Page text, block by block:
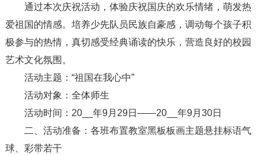
通过本次庆祝活动，体验庆祝国庆的欢乐情绪，萌发热
爱祖国的情感。培养少先队员民族自豪感，调动每个孩子积
极参与的热情，真切感受经典诵读的快乐，营造良好的校园
艺术文化氛围。
活动主题：“祖国在我心中”
活动对象：全体师生
活动时间：20__年9月29日——20__年9月30日
二、活动准备：各班布置教室黑板板画主题悬挂标语气
球、彩带若干